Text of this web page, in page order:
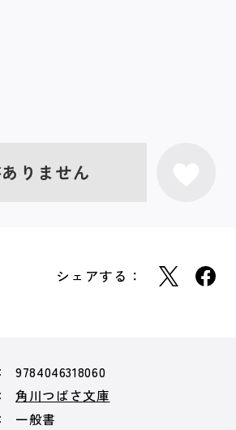
りません
シェアする：
9784046318060
角川つばさ文庫
一般書